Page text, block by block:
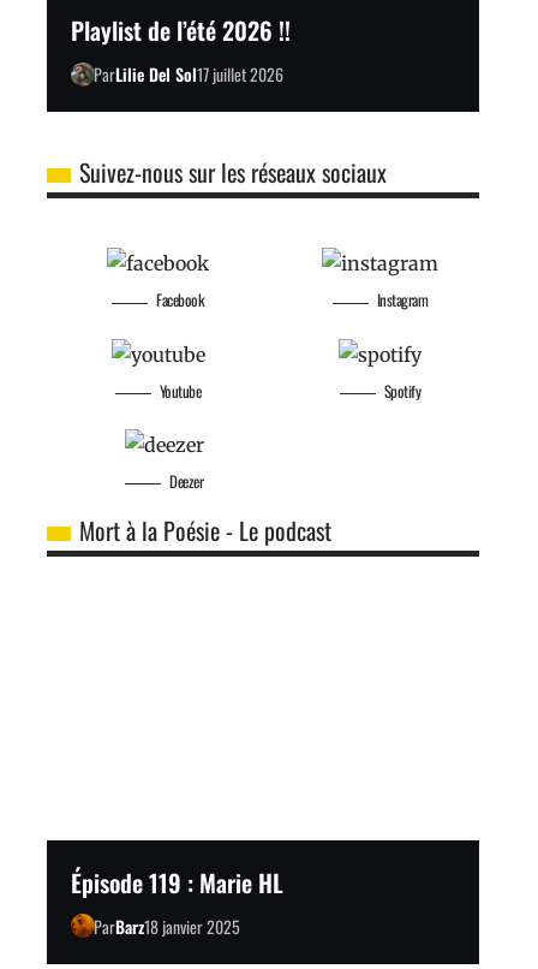
Playlist de l’été 2026 !!
ParLilie Del Sol17 juillet 2026
Suivez-nous sur les réseaux sociaux
Facebook
Youtube
Instagram
Spotify
Deezer
Mort à la Poésie - Le podcast
Épisode 119 : Marie HL
ParBarz18 janvier 2025